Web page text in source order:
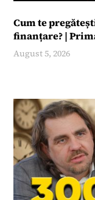
Cum te
finanțare? |
August 5, 2026